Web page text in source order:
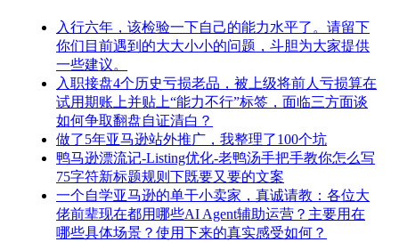
入行六年，该检验一下自己的能力水平了。请留下
你们目前遇到的大大小小的问题，斗胆为大家提供
一些建议。
入职接盘4个历史亏损老品，被上级将前人亏损算在
试用期账上并贴上“能力不行”标签，面临三方面谈
如何争取翻盘自证清白？
做了5年亚马逊站外推广，我整理了100个坑
鸭马逊漂流记-Listing优化-老鸭汤手把手教你怎么写
75字符新标题规则下既要又要的文案
一个自学亚马逊的单干小卖家，真诚请教：各位大
佬前辈现在都用哪些AI Agent辅助运营？主要用在
哪些具体场景？使用下来的真实感受如何？